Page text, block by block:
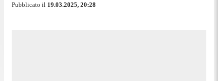
Pubblicato il 19.03.2025, 20:28